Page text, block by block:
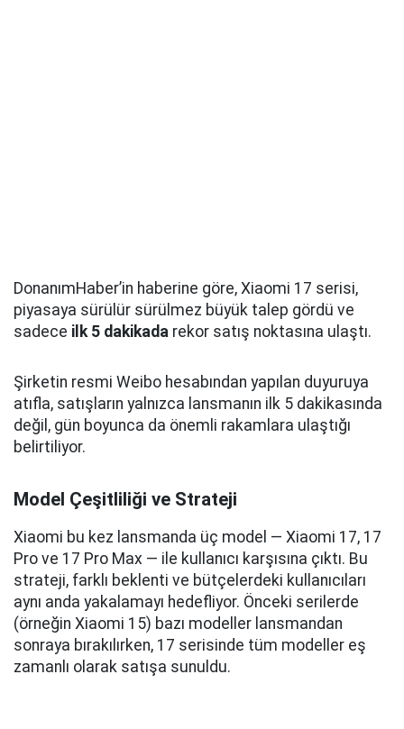
DonanımHaber’in haberine göre, Xiaomi 17 serisi,
piyasaya sürülür sürülmez büyük talep gördü ve
sadece ilk 5 dakikada rekor satış noktasına ulaştı.
Şirketin resmi Weibo hesabından yapılan duyuruya
atıfla, satışların yalnızca lansmanın ilk 5 dakikasında
değil, gün boyunca da önemli rakamlara ulaştığı
belirtiliyor.
Model Çeşitliliği ve Strateji
Xiaomi bu kez lansmanda üç model — Xiaomi 17, 17
Pro ve 17 Pro Max — ile kullanıcı karşısına çıktı. Bu
strateji, farklı beklenti ve bütçelerdeki kullanıcıları
aynı anda yakalamayı hedefliyor. Önceki serilerde
(örneğin Xiaomi 15) bazı modeller lansmandan
sonraya bırakılırken, 17 serisinde tüm modeller eş
zamanlı olarak satışa sunuldu.